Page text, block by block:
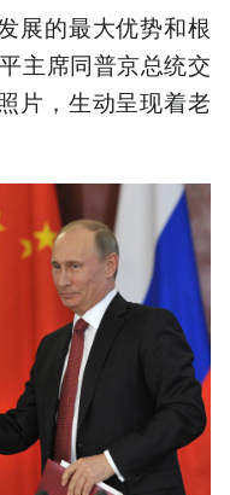
展的最大优势和根
主席同普京总统交
片，生动呈现着老